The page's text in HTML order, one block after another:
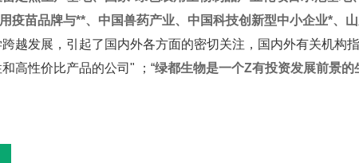
疫苗品牌与**、中国兽药产业、中国科技创新型中小企业*、
越发展，引起了国内外各方面的密切关注，国内外有关机构
高性价比产品的公司" ；“绿都生物是一个Z有投资发展前景的